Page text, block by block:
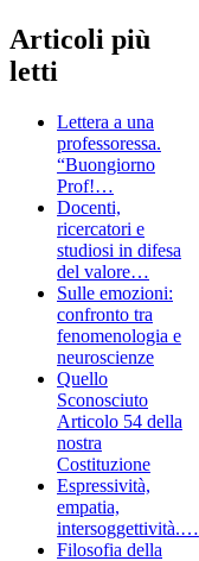
Articoli più
letti
Lettera a una
professoressa.
“Buongiorno
Prof!…
Docenti,
ricercatori e
studiosi in difesa
del valore…
Sulle emozioni:
confronto tra
fenomenologia e
neuroscienze
Quello
Sconosciuto
Articolo 54 della
nostra
Costituzione
Espressività,
empatia,
intersoggettività.…
Filosofia della